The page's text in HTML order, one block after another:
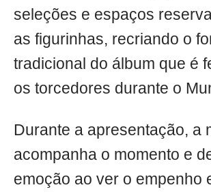
seleções e espaços
as figurinhas, recriando o
tradicional do álbum que é
os torcedores durante o
Durante a apresentação, a
acompanha o momento e
emoção ao ver o empenho